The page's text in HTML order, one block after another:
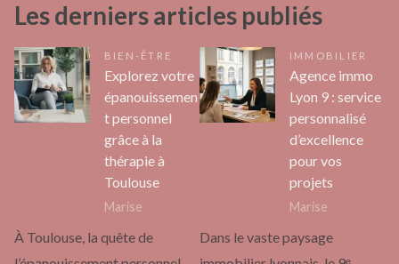
Les derniers articles publiés
BIEN-ÊTRE
Explorez votre
épanouissemen
t personnel
grâce à la
thérapie à
Toulouse
Marise
À Toulouse, la quête de
IMMOBILIER
Agence immo
Lyon 9 : service
personnalisé
d’excellence
pour vos
projets
Marise
Dans le vaste paysage